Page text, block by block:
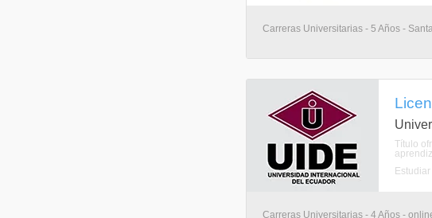
Carreras Universitarias - 5 Años -
Título
Carreras Universitarias - 4 Años -